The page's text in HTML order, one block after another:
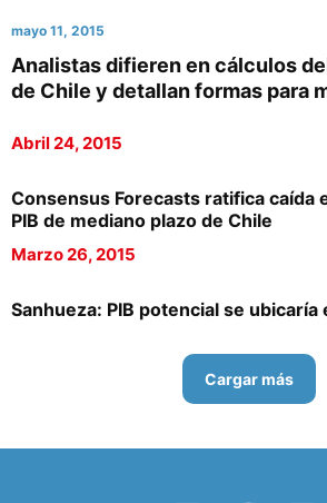
mayo 11, 2015
Analistas difieren en cálculos
de Chile y detallan formas para
Abril 24, 2015
Consensus Forecasts ratifica caída
PIB de mediano plazo de Chile
Marzo 26, 2015
Sanhueza: PIB potencial se ubicaría
Cargar más